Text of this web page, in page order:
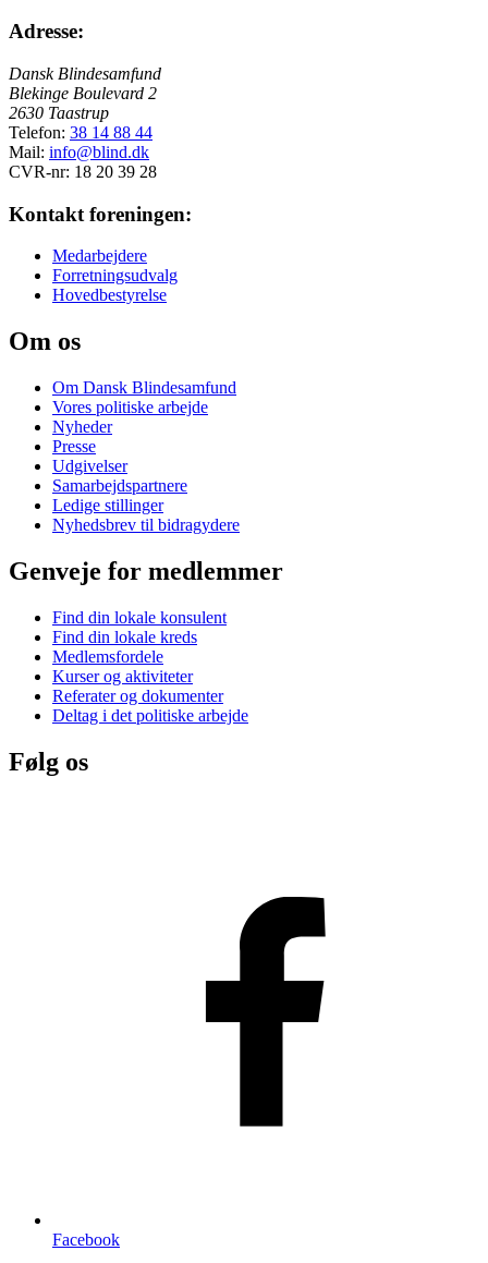
Adresse:
Dansk Blindesamfund
Blekinge Boulevard 2
2630 Taastrup
Telefon: 38 14 88 44
Mail: info@blind.dk
CVR-nr: 18 20 39 28
Kontakt foreningen:
Medarbejdere
Forretningsudvalg
Hovedbestyrelse
Om os
Om Dansk Blindesamfund
Vores politiske arbejde
Nyheder
Presse
Udgivelser
Samarbejdspartnere
Ledige stillinger
Nyhedsbrev til bidragydere
Genveje for medlemmer
Find din lokale konsulent
Find din lokale kreds
Medlemsfordele
Kurser og aktiviteter
Referater og dokumenter
Deltag i det politiske arbejde
Følg os
Facebook